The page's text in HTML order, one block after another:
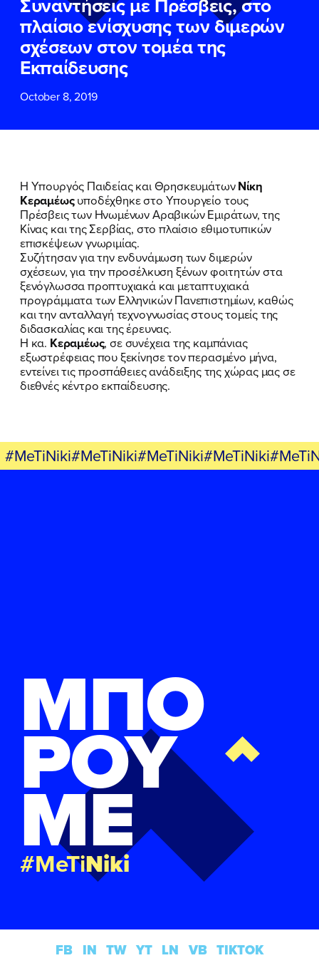
ΠΟΙΑ ΕΙΜΑΙ
ΕΡΓΟ
ΕΚΔΗΛΩΣΕΙΣ
ΝΕΑ
πλαίσιο ενίσχυσης των διμερών
σχέσεων στον τομέα της
Εκπαίδευσης
October 8, 2019
Η Υπουργός Παιδείας και ΘρησκευμάτωνΝίκη
Κεραμέωςυποδέχθηκε στο Υπουργείο τους
Πρέσβεις των Ηνωμένων Αραβικών Εμιράτων, της
Κίνας και της Σερβίας, στο πλαίσιο εθιμοτυπικών
επισκέψεων γνωριμίας.
Συζήτησαν για την ενδυνάμωση των διμερών
σχέσεων, για την προσέλκυση ξένων φοιτητών στα
ξενόγλωσσα προπτυχιακά και μεταπτυχιακά
προγράμματα των Ελληνικών Πανεπιστημίων, καθώς
και την ανταλλαγή τεχνογνωσίας στους τομείς της
διδασκαλίας και της έρευνας.
Η κα. Κεραμέως, σε συνέχεια της καμπάνιας
εξωστρέφειας που ξεκίνησε τον περασμένο μήνα,
εντείνει τις προσπάθειες ανάδειξης της χώρας μας σε
διεθνές κέντρο εκπαίδευσης.
ΜΠΟ
ΡΟΥ
ΜΕ
#MeTiNiki
FB IN TW YT LN VB TIKTOK
ΕΠΙΘΕΤΟ*
ΤΗΛΕΦΩΝΟ*
EMAIL
Δεδομένων
Όρους
Χρήσηςτου δικτυακού τόπου του
Πολιτικού Γραφείου της Βουλευτού
Νίκης Κεραμέως
ΥΠΟΒΟΛΗ
ΕΠΙΘΕΤΟ*
ΤΗΛΕΦΩΝΟ
EMAIL
Δεδομένων
Όρους
Χρήσηςτου δικτυακού τόπου του
Πολιτικού Γραφείου της Βουλευτού
Νίκης Κεραμέως
ΥΠΟΒΟΛΗ